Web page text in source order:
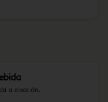
a elección.